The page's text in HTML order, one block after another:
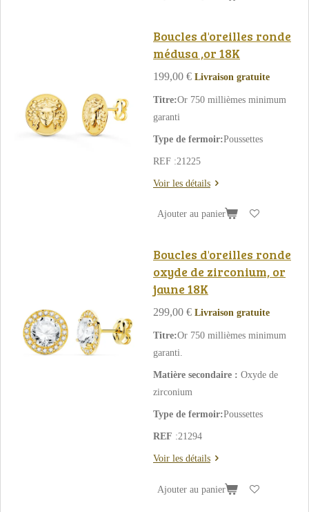
Boucles d'oreilles ronde
médusa ,or 18K
199,00 € Livraison gratuite
Titre:Or 750 millièmes minimum
garanti
Type de fermoir:Poussettes
REF :21225
Voir les détails
Ajouter au panier
Boucles d'oreilles ronde
oxyde de zirconium, or
jaune 18K
299,00 € Livraison gratuite
Titre:Or 750 millièmes minimum
garanti.
Matière secondaire : Oxyde de
zirconium
Type de fermoir:Poussettes
REF :21294
Voir les détails
Ajouter au panier